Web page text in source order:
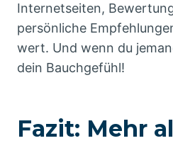
Internetseiten,
persönliche
wert. Und wenn du
dein Bauchgefühl!
Fazit: Mehr